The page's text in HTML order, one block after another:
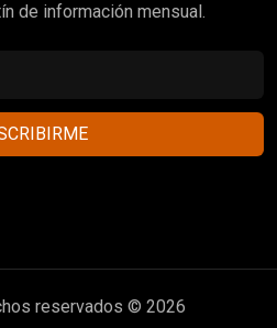
de información mensual.
reservados © 2026